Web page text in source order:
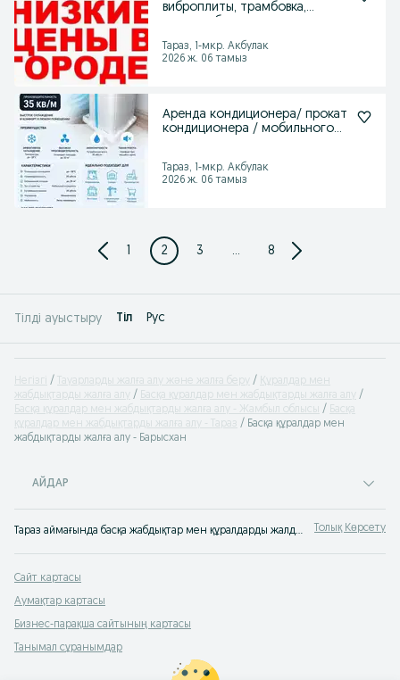
виброплиты, трамбовка,
Тараз, 1-мкр. Акбулак
2026 ж. 06 тамыз
Аренда кондиционера/ прокат
кондиционера / мобильного
Тараз, 1-мкр. Акбулак
2026 ж. 06 тамыз
1 2 3 ... 8
Тілді ауыстыру Tіл Рус
Негізгі Тауарларды жалға алу және жалға беру
Құралдар мен
жабдықтарды жалға алу
Басқа құралдар мен жабдықтарды жалға алу
Басқа құралдар мен жабдықтарды жалға алу - Жамбыл облысы
Басқа
құралдар мен жабдықтарды жалға алу - Тараз
Басқа құралдар мен
жабдықтарды жалға алу - Барысхан
АЙДАР
Тараз аймағында басқа жабдықтар мен құралдарды жалдау ⭐ OLX-те әртүрлі жабдықтарды тиімді бағамен жалға беруге немесе алуға болады ⚡ OLX.kz-ке кір! Толық Көрсету
Сайт картасы
Аумақтар картасы
Бизнес-парақша сайтының картасы
Танымал сұранымдар